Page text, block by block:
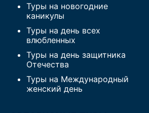
Туры на новогодние
каникулы
Туры на день всех
влюбленных
Туры на день защитника
Отечества
Туры на Международный
женский день